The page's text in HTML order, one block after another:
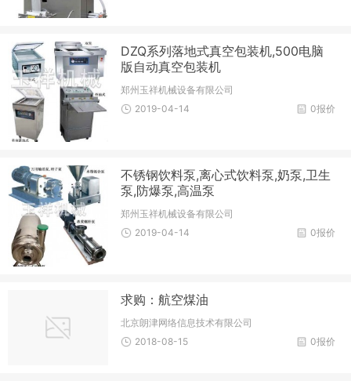
DZQ系列落地式真空包装机,500电脑
版自动真空包装机
郑州玉祥机械设备有限公司
0报价
2019-04-14
不锈钢饮料泵,离心式饮料泵,奶泵,卫生
泵,防爆泵,高温泵
郑州玉祥机械设备有限公司
0报价
2019-04-14
求购：航空煤油
北京朗津网络信息技术有限公司
0报价
2018-08-15